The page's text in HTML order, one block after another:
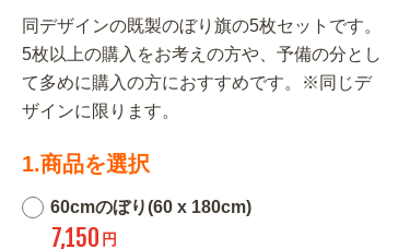
同デザインの既製のぼり旗の5枚セットです。
5枚以上の購入をお考えの方や、予備の分とし
て多めに購入の方におすすめです。※同じデ
ザインに限ります。
1.商品を選択
60cmのぼり(60 x 180cm)
7,150 円